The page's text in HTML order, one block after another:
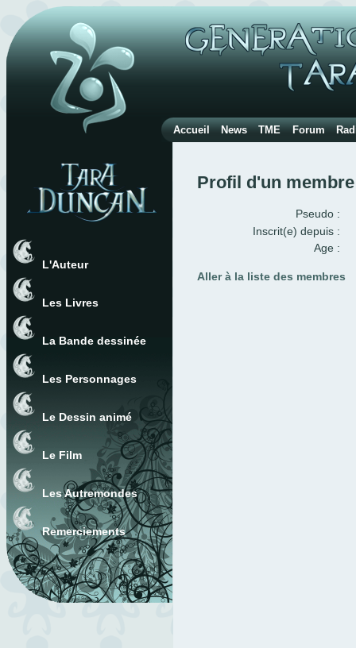
Accueil News TME Forum
L'Auteur
Les Livres
La Bande dessinée
Les Personnages
Le Dessin animé
Le Film
Les Autremondes
Remerciements
Profil d'un membre
Pseudo :
Inscrit(e) depuis :
Age :
Aller à la liste des membres